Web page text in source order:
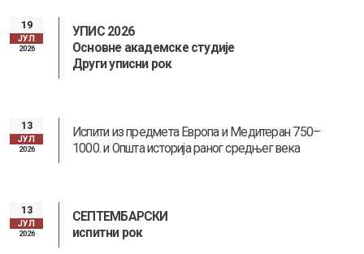
19
ЈУЛ
2026
УПИС 2026
Основне академске студије
Други уписни рок
13
ЈУЛ
2026
Испити из предмета Европа и Медитеран 750–
1000. и Општа историја раног средњег века
13
ЈУЛ
2026
СЕПТЕМБАРСКИ
испитни рок